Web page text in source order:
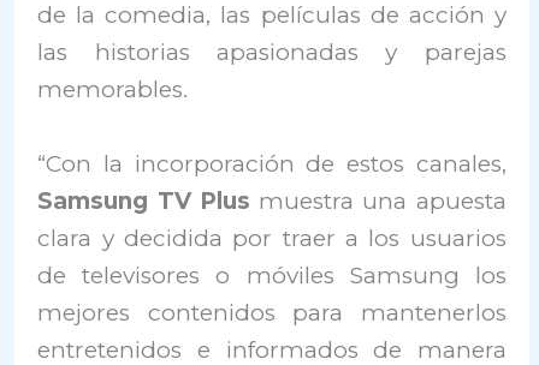
de la comedia, las películas de acción y
las historias apasionadas y parejas
memorables.
“Con la incorporación de estos canales,
Samsung TV Plus muestra una apuesta
clara y decidida por traer a los usuarios
de televisores o móviles Samsung los
mejores contenidos para mantenerlos
entretenidos e informados de manera